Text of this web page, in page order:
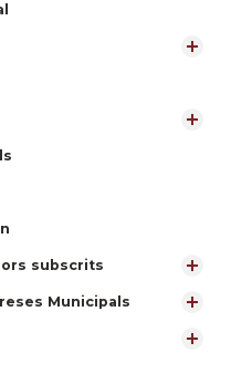
subscrits
Municipals